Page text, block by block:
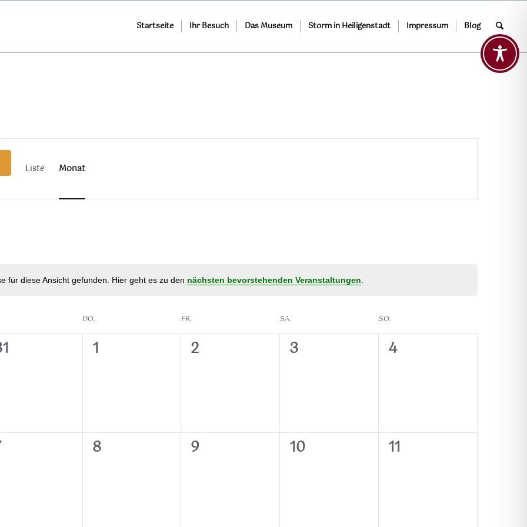
Startseite Ihr Besuch Das Museum Storm in Heiligenstadt Impressum Blog
für diese Ansicht gefunden. Hier geht es zu den nächsten bevorstehenden Veranstaltungen
Veranstaltung
Navigation
Liste Monat
DO. FR. SA. SO.
0
1
0
2
0
3
0
4
0
8
0
9
0
10
0
11